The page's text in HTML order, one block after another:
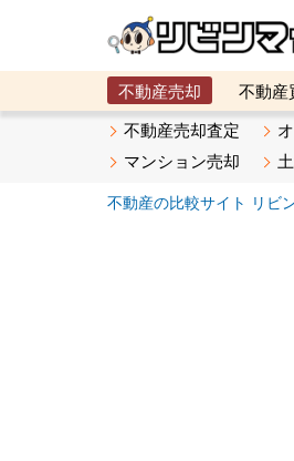
不動産売却 不動産
メタ住宅展示場
ベス
不動産売却査定
マンション売却
不動産の比較サイト リビ